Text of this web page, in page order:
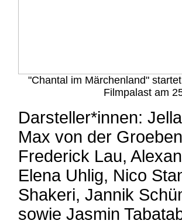
"Chantal im Märchenland"
Filmpalast am
Darsteller*innen:
Max von der
Frederick Lau,
Elena Uhlig, Nico
Shakeri, Jannik
sowie Jasmin